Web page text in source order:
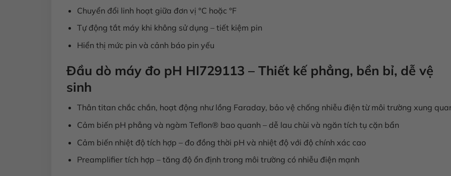
Chuyển đổi linh hoạt giữa đơn vị °C hoặc °F
Tự động tắt máy khi không sử dụng – tiết kiệm pin
Hiển thị mức pin và cảnh báo pin yếu
Đầu dò máy đo pH HI729113 – Thiết kế phẳng, bền bỉ, dễ vệ
sinh
Thân titan chắc chắn, hoạt động như lồng Faraday, bảo vệ chống nhiễu điện từ môi trường xung
Cảm biến pH phẳng và ngàm Teflon® bao quanh – dễ lau chùi và ngăn tích tụ cặn bẩn
Cảm biến nhiệt độ tích hợp – đo đồng thời pH và nhiệt độ với độ chính xác cao
Preamplifier tích hợp – tăng độ ổn định trong môi trường có nhiễu điện mạnh